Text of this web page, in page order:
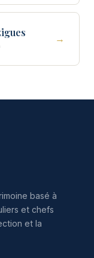
→
basé à
et chefs
et la